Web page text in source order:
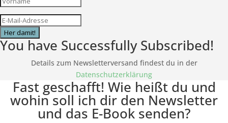
Her damit!
You have Successfully Subscribed!
Details zum Newsletterversand findest du in der
Datenschutzerklärung
Fast geschafft! Wie heißt du und
wohin soll ich dir den Newsletter
und das E-Book senden?